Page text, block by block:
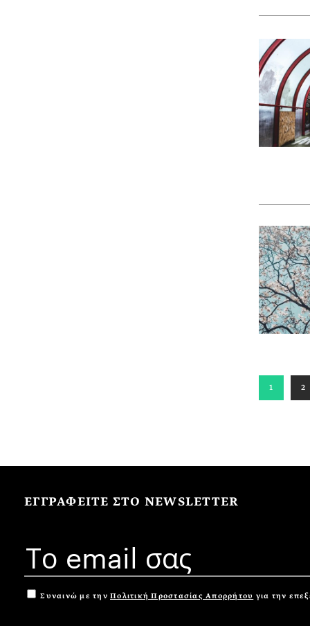
1 2
ΕΓΓΡΑΦΕΙΤΕ ΣΤΟ NEWSLETTER
Συναινώ με την Πολιτική Προστασίας Απορρήτου για την